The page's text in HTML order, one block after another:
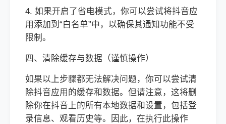
4. 如果开启了省电模式，你可以尝试将抖音应
用添加到“白名单”中，以确保其通知功能不受
限制。
四、清除缓存与数据（谨慎操作）
如果以上步骤都无法解决问题，你可以尝试清
除抖音应用的缓存和数据。但请注意，这将删
除你在抖音上的所有本地数据和设置，包括登
录信息、观看历史等。因此，在执行此操作